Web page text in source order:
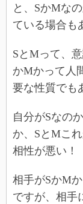
と、SかMな
ている場合も
SとMって、
かMかって人
要な性質でも
自分がSなの
か、SとMこ
相性が悪い！
相手がSかM
ですが、相手